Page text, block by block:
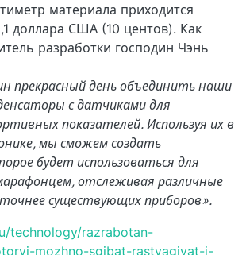
материала приходится
доллара США (10 центов). Как
разработки господин Чэнь
прекрасный день объединить наши
с датчиками для
показателей. Используя их в
мы сможем создать
будет использоваться для
отслеживая различные
существующих приборов».
technology/razrabotan-
mozhno-sgibat-rastyagivat-i-